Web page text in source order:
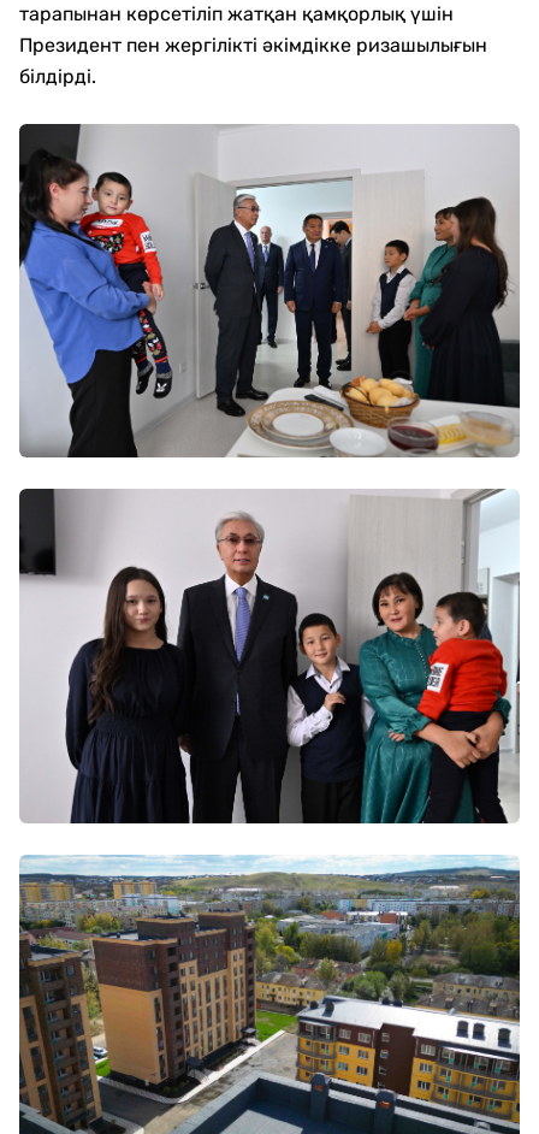
тарапынан көрсетіліп жатқан қамқорлық үшін
Президент пен жергілікті әкімдікке ризашылығын
білдірді.